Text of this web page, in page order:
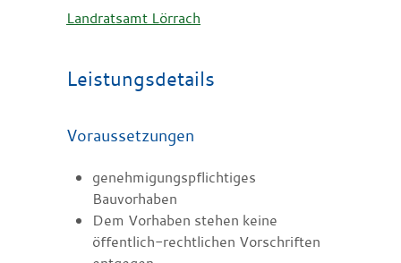
Landratsamt Lörrach
Leistungsdetails
Voraussetzungen
genehmigungspflichtiges
Bauvorhaben
Dem Vorhaben stehen keine
öffentlich-rechtlichen Vorschriften